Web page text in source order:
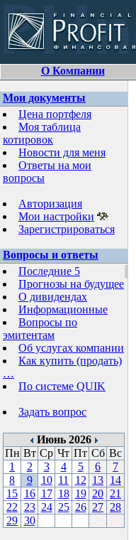
О Компании
Мои документы
Цена портфеля
Моя таблица
котировок
Новости для меня
Ответы на мои
вопросы
Авторизация
Мои настройки
Зарегистрироваться
Вопросы и ответы
Последние 5
Прогнозы на будущее
О дивидендах
Информационные
Вопросы по
эмитентам
Об услугах компании
Как купить (продать)
…
По системе QUIK
Задать вопрос
Июнь 2026
Пн Вт Ср Чт Пт Сб Вс
1
2 3 4 5 6
7
8
9 10 11 12 13 14
15 16 17 18 19 20 21
22
23 24 25 26 27 28
29 30